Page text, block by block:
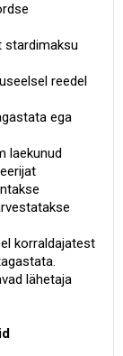
stardimaksu
reedel
ega
laekunud
korraldajatest
lähetaja